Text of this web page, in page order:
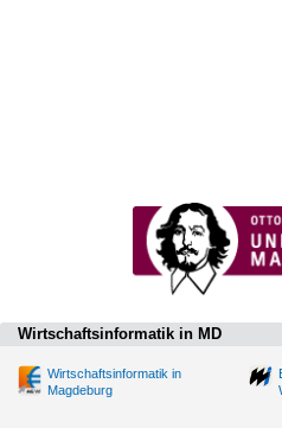
Wirtschaftsinformatik in MD
Wirtschaftsinformatik in
Magdeburg